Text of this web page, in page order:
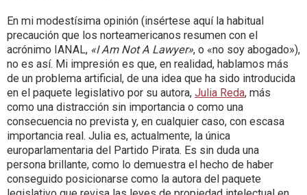
En mi modestísima opinión (insértese aquí la habitual
precaución que los norteamericanos resumen con el
acrónimo IANAL, «I Am Not A Lawyer», o «no soy abogado»),
no es así. Mi impresión es que, en realidad, hablamos más
de un problema artificial, de una idea que ha sido introducida
en el paquete legislativo por su autora, Julia Reda, más
como una distracción sin importancia o como una
consecuencia no prevista y, en cualquier caso, con escasa
importancia real. Julia es, actualmente, la única
europarlamentaria del Partido Pirata. Es sin duda una
persona brillante, como lo demuestra el hecho de haber
conseguido posicionarse como la autora del paquete